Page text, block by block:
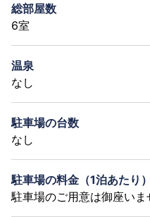
総部屋数
6室
温泉
なし
駐車場の台数
なし
駐車場の料金（1泊あたり）
駐車場のご用意は御座いま